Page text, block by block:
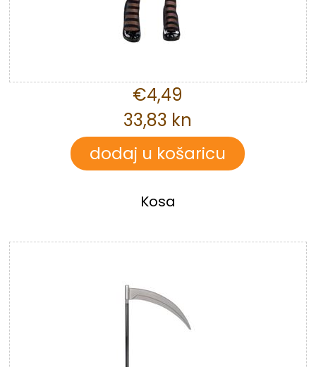
€4,49
33,83 kn
Kosa